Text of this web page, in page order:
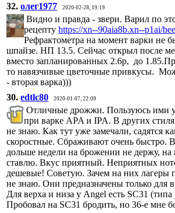
32. олег1977 2020-02-28, 19:19
Видно и правда - звери. Варил по
рецепту https://xn--90aia8b.xn--p1ai/
Рефрактометра на момент варки не
шпайзе. НП 13.5. Сейчас открыл после
вместо запланированных 2.6р, до
то навязчивые цветочные привкусы.
- вторая варка)))
30. edtlc80 2020-01-07, 22:09
Отличные дрожжи. Пользуюсь ими
при варке APA и IPA. В других
не знаю. Как тут уже замечали, садятся
скоростные. Сбраживают очень быстро.
дольше недели на брожении не держу, на
ставлю. Вкус приятный. Неприятных
дешевые! Советую. Зачем на них лагеры
не знаю. Они предназначены только для
Для верха и низа у Angel есть SC31
Пробовал на SC31 бродить, но 36-е мне